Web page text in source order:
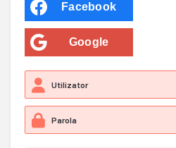
Facebook
Google